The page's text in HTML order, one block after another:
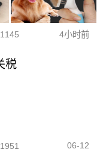
4小时前
税
06-12